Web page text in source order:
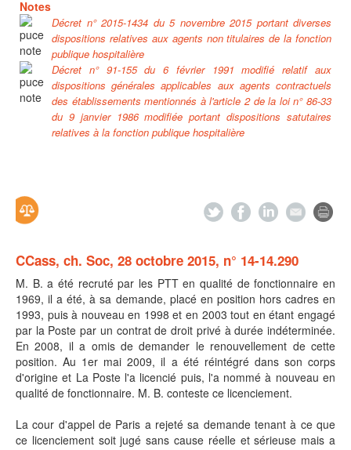
Notes
Décret n° 2015-1434 du 5 novembre 2015 portant diverses
dispositions relatives aux agents non titulaires de la fonction
publique hospitalière
Décret n° 91-155 du 6 février 1991 modifié relatif aux
dispositions générales applicables aux agents contractuels
des établissements mentionnés à l'article 2 de la loi n° 86-33
du 9 janvier 1986 modifiée portant dispositions satutaires
relatives à la fonction publique hospitalière
CCass, ch. Soc, 28 octobre 2015, n° 14-14.290
M. B. a été recruté par les PTT en qualité de fonctionnaire en
1969, il a été, à sa demande, placé en position hors cadres en
1993, puis à nouveau en 1998 et en 2003 tout en étant engagé
par la Poste par un contrat de droit privé à durée indéterminée.
En 2008, il a omis de demander le renouvellement de cette
position. Au 1er mai 2009, il a été réintégré dans son corps
d'origine et La Poste l'a licencié puis, l'a nommé à nouveau en
qualité de fonctionnaire. M. B. conteste ce licenciement.
La cour d'appel de Paris a rejeté sa demande tenant à ce que
ce licenciement soit jugé sans cause réelle et sérieuse mais a